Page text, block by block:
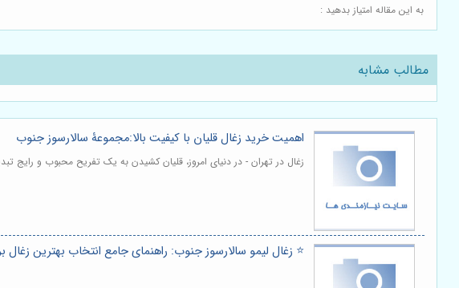
به این مقاله امتیاز بدهید :
مطالب مشابه
اهمیت خرید زغال قلیان با کیفیت بالا:مجموعۀ سالارسوز جنوب
زغال در تهران - در دنیای امروز، قلیان کشیدن به یک تفریح محبوب و
⭐️ زغال لیمو سالارسوز جنوب: راهنمای جامع انتخاب بهترین زغال